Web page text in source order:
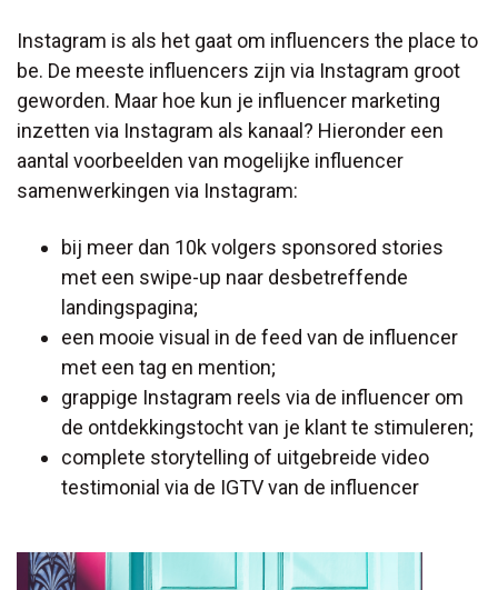
Instagram is als het gaat om influencers the place to
be. De meeste influencers zijn via Instagram groot
geworden. Maar hoe kun je influencer marketing
inzetten via Instagram als kanaal? Hieronder een
aantal voorbeelden van mogelijke influencer
samenwerkingen via Instagram:
bij meer dan 10k volgers sponsored stories
met een swipe-up naar desbetreffende
landingspagina;
een mooie visual in de feed van de influencer
met een tag en mention;
grappige Instagram reels via de influencer om
de ontdekkingstocht van je klant te stimuleren;
complete storytelling of uitgebreide video
testimonial via de IGTV van de influencer